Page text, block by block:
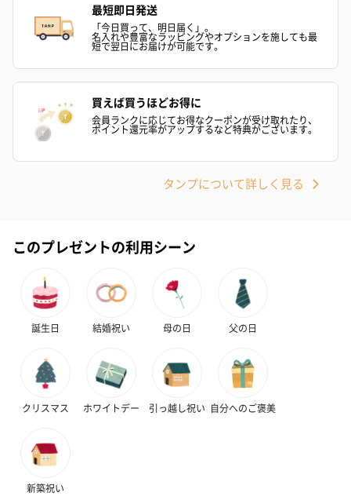
花束ハンドタオル（ピ
ンク）（1,760円）
花束ハンドタオル（ブ
ルー）（1,760円）
ワイト）（
フラッグカプセル：イ
ンセンススティック
（END）（880円）
フラッグカプセル：イ
（St.OSMANTHUS）
お酒
最短即日発送
「今日買って、明日届く」。
名入れや豊富なラッピングやオプションを施しても最
短で翌日にお届けが可能です。
買えば買うほどお得に
会員ランクに応じてお得なクーポンが受け取れたり、
ポイント還元率がアップするなど特典がございます。
タンプについて詳しく見る
このプレゼントの利用シーン
誕生日 結婚祝い 母の日 父の日
クリスマス ホワイトデー 引っ越し祝い 自分へのご褒美
新築祝い